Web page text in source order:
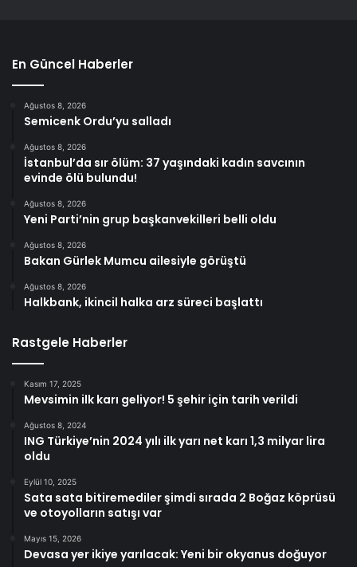
En Güncel Haberler
Ağustos 8, 2026
Semicenk Ordu’yu salladı
Ağustos 8, 2026
İstanbul’da sır ölüm: 37 yaşındaki kadın savcının
evinde ölü bulundu!
Ağustos 8, 2026
Yeni Parti’nin grup başkanvekilleri belli oldu
Ağustos 8, 2026
Bakan Gürlek Mumcu ailesiyle görüştü
Ağustos 8, 2026
Halkbank, ikincil halka arz süreci başlattı
Rastgele Haberler
Kasım 17, 2025
Mevsimin ilk karı geliyor! 5 şehir için tarih verildi
Ağustos 8, 2024
ING Türkiye’nin 2024 yılı ilk yarı net karı 1,3 milyar lira
oldu
Eylül 10, 2025
Sata sata bitiremediler şimdi sırada 2 Boğaz köprüsü
ve otoyolların satışı var
Mayıs 15, 2026
Devasa yer ikiye yarılacak: Yeni bir okyanus doğuyor